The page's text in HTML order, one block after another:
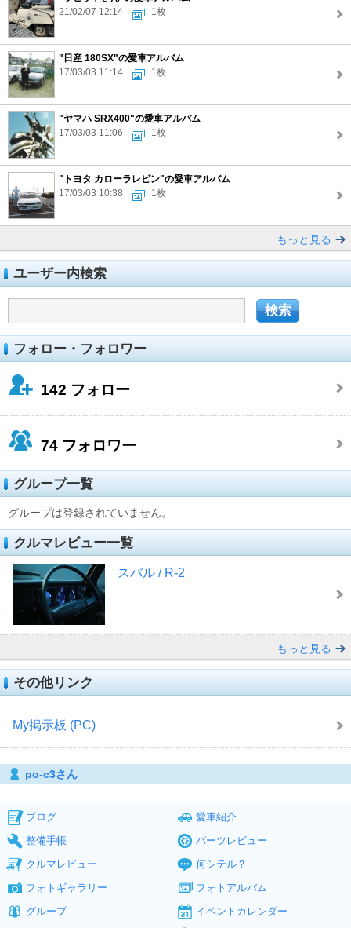
21/02/07 12:14
1枚
"日産 180SX"の愛車アルバム
17/03/03 11:14
1枚
"ヤマハ SRX400"の愛車アルバム
17/03/03 11:06
1枚
"トヨタ カローラレビン"の愛車アルバム
17/03/03 10:38
1枚
もっと見る
ユーザー内検索
フォロー・フォロワー
142 フォロー
74 フォロワー
グループ一覧
グループは登録されていません。
クルマレビュー一覧
スバル / R-2
もっと見る
その他リンク
My掲示板 (PC)
po-c3さん
ブログ
愛車紹介
整備手帳
パーツレビュー
クルマレビュー
何シテル？
フォトギャラリー
フォトアルバム
グループ
イベントカレンダー